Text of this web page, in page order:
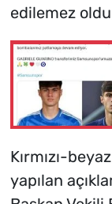
edilemez
Kırmızı-
yapılan